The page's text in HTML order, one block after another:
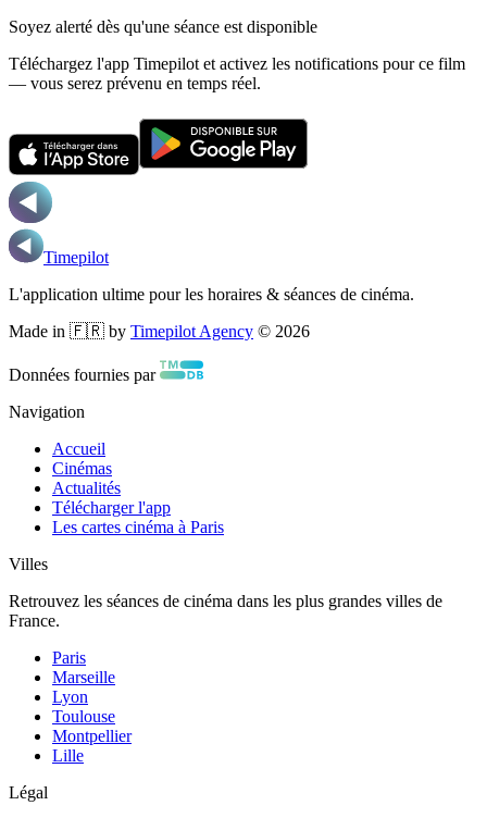
Soyez alerté dès qu'une séance est disponible
Téléchargez l'app Timepilot et activez les notifications pour ce film
— vous serez prévenu en temps réel.
Timepilot
L'application ultime pour les horaires & séances de cinéma.
Made in 🇫🇷 by Timepilot Agency © 2026
Données fournies par
Navigation
Accueil
Cinémas
Actualités
Télécharger l'app
Les cartes cinéma à Paris
Villes
Retrouvez les séances de cinéma dans les plus grandes villes de
France.
Paris
Marseille
Lyon
Toulouse
Montpellier
Lille
Légal